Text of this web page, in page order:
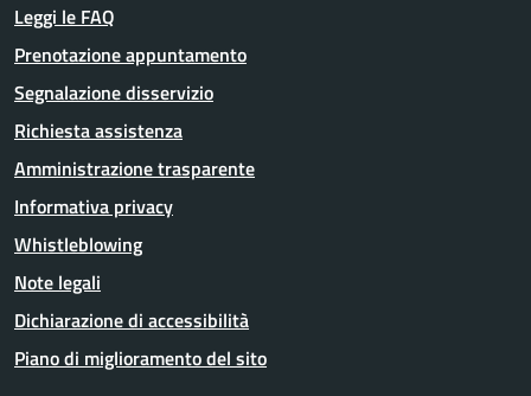
Leggi le FAQ
Prenotazione appuntamento
Segnalazione disservizio
Richiesta assistenza
Amministrazione trasparente
Informativa privacy
Whistleblowing
Note legali
Dichiarazione di accessibilità
Piano di miglioramento del sito